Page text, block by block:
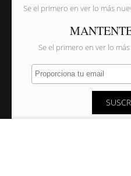
Se el primero en ver lo más
Se el primero en ver lo
Proporciona tu email